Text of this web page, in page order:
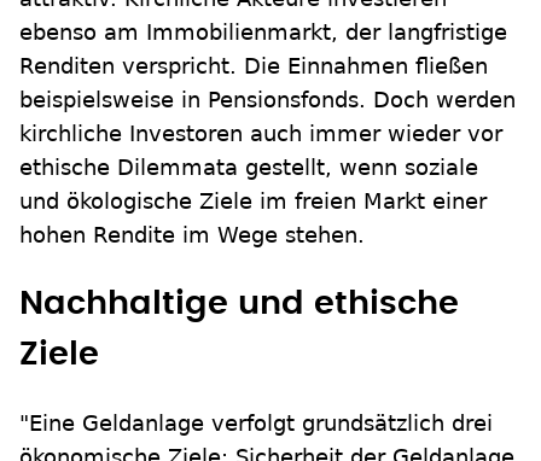
ebenso am Immobilienmarkt, der langfristige
Renditen verspricht. Die Einnahmen fließen
beispielsweise in Pensionsfonds. Doch werden
kirchliche Investoren auch immer wieder vor
ethische Dilemmata gestellt, wenn soziale
und ökologische Ziele im freien Markt einer
hohen Rendite im Wege stehen.
Nachhaltige und ethische
Ziele
"Eine Geldanlage verfolgt grundsätzlich drei